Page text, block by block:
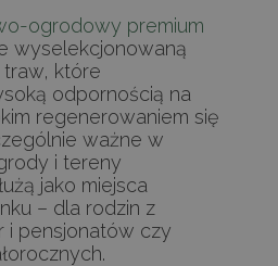
ogrodowy premium
wyselekcjonowaną
traw, które
odpornością na
regenerowaniem się
ważne w
i tereny
jako miejsca
– dla rodzin z
i pensjonatów czy